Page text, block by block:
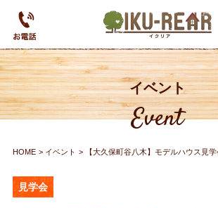
イベント
Event
HOME イベント 【大久保町谷八木】モデルハウス見学
見学会